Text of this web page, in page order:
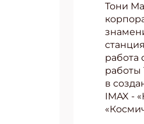
Тони
работа
работы
в
IMAX -